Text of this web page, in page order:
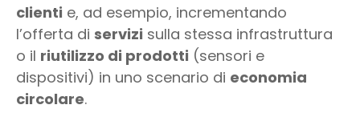
clienti e, ad esempio, incrementando
l’offerta di servizi sulla stessa infrastruttura
o il riutilizzo di prodotti (sensori e
dispositivi) in uno scenario di economia
circolare.